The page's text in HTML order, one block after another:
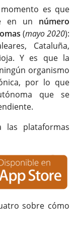
es que
en un número
(mayo 2020):
Cataluña,
Y es que la
organismo
por lo que
que se
las plataformas
sobre cómo